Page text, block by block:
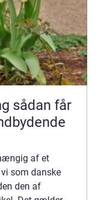
af et
som danske
den af